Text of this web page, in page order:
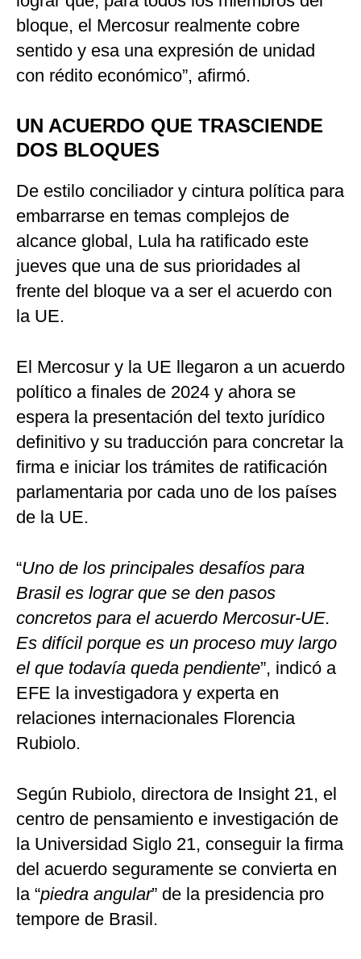
bloque, el Mercosur realmente cobre
sentido y esa una expresión de unidad
con rédito económico”, afirmó.
UN ACUERDO QUE TRASCIENDE
DOS BLOQUES
De estilo conciliador y cintura política para
embarrarse en temas complejos de
alcance global, Lula ha ratificado este
jueves que una de sus prioridades al
frente del bloque va a ser el acuerdo con
la UE.
El Mercosur y la UE llegaron a un acuerdo
político a finales de 2024 y ahora se
espera la presentación del texto jurídico
definitivo y su traducción para concretar la
firma e iniciar los trámites de ratificación
parlamentaria por cada uno de los países
de la UE.
“Uno de los principales desafíos para
Brasil es lograr que se den pasos
concretos para el acuerdo Mercosur-UE.
Es difícil porque es un proceso muy largo
el que todavía queda pendiente”, indicó a
EFE la investigadora y experta en
relaciones internacionales Florencia
Rubiolo.
Según Rubiolo, directora de Insight 21, el
centro de pensamiento e investigación de
la Universidad Siglo 21, conseguir la firma
del acuerdo seguramente se convierta en
la “piedra angular” de la presidencia pro
tempore de Brasil.